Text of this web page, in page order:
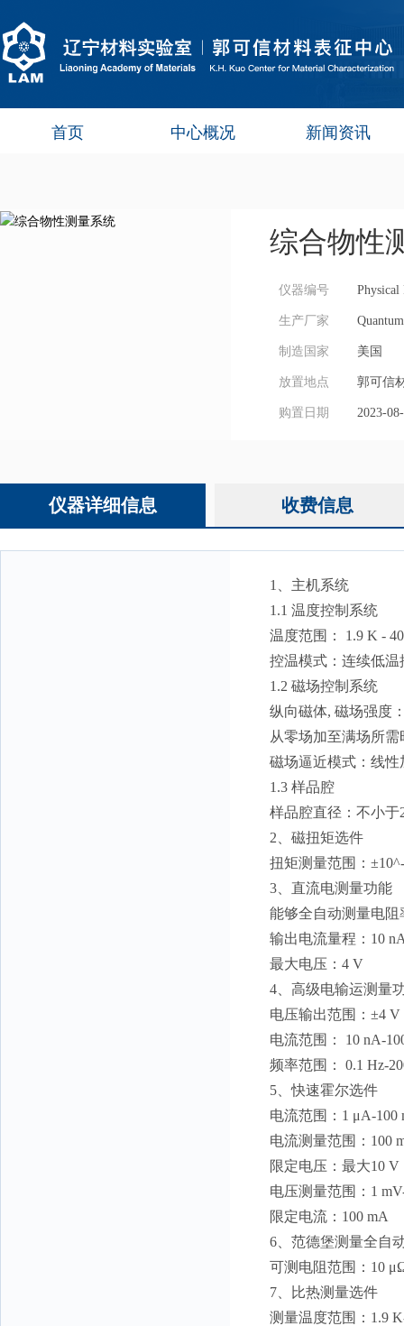
首页 中心概况 新闻资讯
综合物性
仪器编号 Physical
生产厂家
制造国家 美国
放置地点 郭可信
购置日期 2023-
仪器详细信息 收费信息
1、主机系统
1.1 温度控制系统
温度范围： 1.9 K -
控温模式：连续低
1.2 磁场控制系统
纵向磁体, 磁场强度
从零场加至满场所需
磁场逼近模式：线
1.3 样品腔
样品腔直径：不小于
2、磁扭矩选件
扭矩测量范围：
3、直流电测量功能
能够全自动测量电
输出电流量程：10
最大电压：4 V
4、高级电输运测量
电压输出范围：±4
电流范围： 10 nA-
频率范围： 0.1 Hz-
5、快速霍尔选件
电流范围：1 μA-100
电流测量范围：100
限定电压：最大10 V
电压测量范围：1
限定电流：100 mA
6、范德堡测量全自
可测电阻范围：10
7、比热测量选件
测量温度范围：1.9